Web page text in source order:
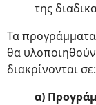
της
Τα
θα
διακρίνονται σε:
α)